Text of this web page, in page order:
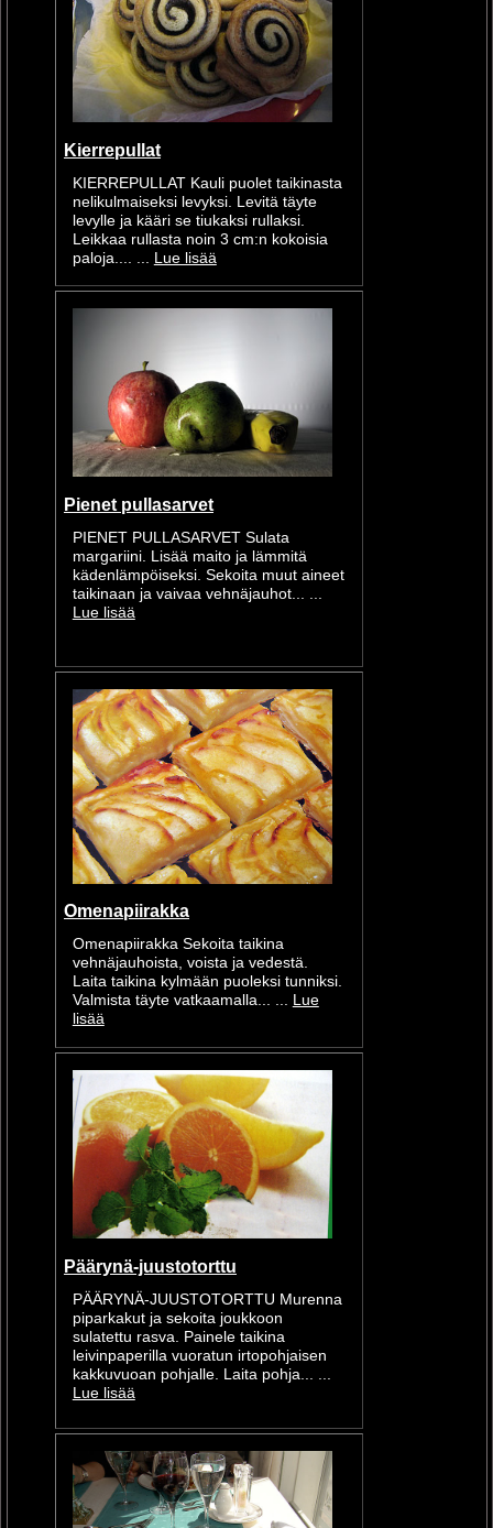
Kierrepullat
KIERREPULLAT Kauli puolet taikinasta
nelikulmaiseksi levyksi. Levitä täyte
levylle ja kääri se tiukaksi rullaksi.
Leikkaa rullasta noin 3 cm:n kokoisia
paloja.... ... Lue lisää
Pienet pullasarvet
PIENET PULLASARVET Sulata
margariini. Lisää maito ja lämmitä
kädenlämpöiseksi. Sekoita muut aineet
taikinaan ja vaivaa vehnäjauhot... ...
Lue lisää
Omenapiirakka
Omenapiirakka Sekoita taikina
vehnäjauhoista, voista ja vedestä.
Laita taikina kylmään puoleksi tunniksi.
Valmista täyte vatkaamalla... ... Lue
lisää
Päärynä-juustotorttu
PÄÄRYNÄ-JUUSTOTORTTU Murenna
piparkakut ja sekoita joukkoon
sulatettu rasva. Painele taikina
leivinpaperilla vuoratun irtopohjaisen
kakkuvuoan pohjalle. Laita pohja... ...
Lue lisää